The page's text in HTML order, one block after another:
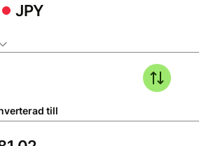
JPY
till